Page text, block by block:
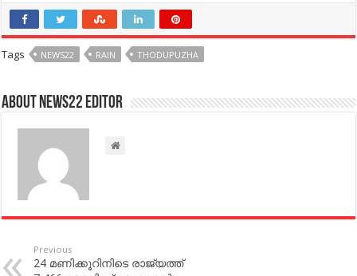
Tags NEWS22 RAIN THODUPUZHA
About NEWS22 EDITOR
Previous
24 മ​ണി​ക്കൂ​റി​നി​ടെ രാ​ജ്യ​ത്ത്